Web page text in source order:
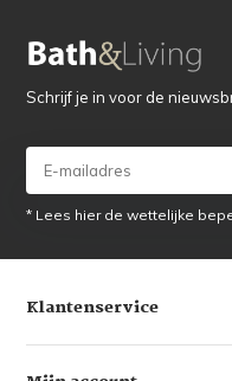
Schrijf je in voor de
* Lees hier de wettelijke
Klantenservice